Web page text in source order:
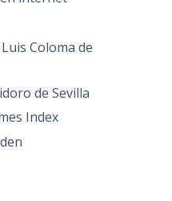
Coloma de
de Sevilla
Index